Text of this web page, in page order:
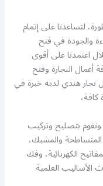
لتساعدنا على إتمام
والجودة في فتح
اعتمدنا على أقوى
النجارة وفتح
نجار هندي لديه خبرة في
بتصليح وتركيب
والمشبك،
الكهربائية، وفك
الأساليب العلمية